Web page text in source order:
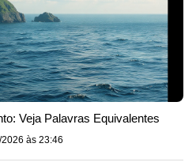
Veja Palavras Equivalentes
às 23:46